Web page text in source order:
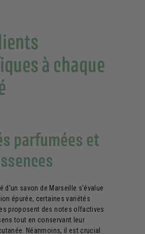
à chaque
parfumées et
d'un savon de Marseille s'évalue
épurée, certaines variétés
proposent des notes olfactives
tout en conservant leur
Néanmoins, il est crucial